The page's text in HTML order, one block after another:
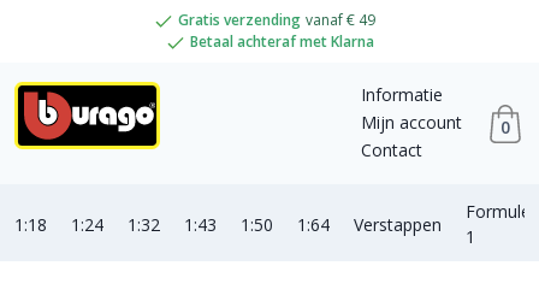
Gratis verzending vanaf € 49
Betaal achteraf met Klarna
Informatie
Mijn account
Contact
0
1:18 1:24 1:32 1:43 1:50 1:64 Verstappen
Formule
1